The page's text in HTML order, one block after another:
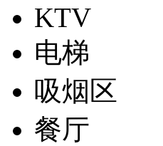
KTV
电梯
吸烟区
餐厅